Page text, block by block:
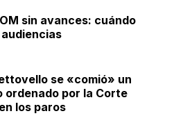
sin avances: cuándo
se «comió» un
ordenado por la Corte
los paros